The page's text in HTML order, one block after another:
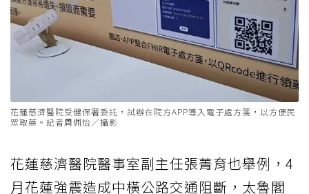
花蓮慈濟醫院受健保署委託，試辦在院方APP導入電子處方箋，以方便民
眾取藥。記者周佩怡／攝影
花蓮慈濟醫院醫事室副主任張菁育也舉例，4
月花蓮強震造成中橫公路交通阻斷，太魯閣